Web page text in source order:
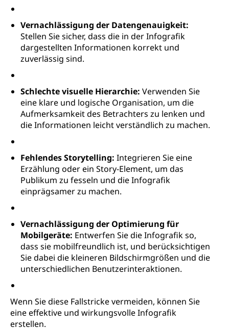
Vernachlässigung der Datengenauigkeit:
Stellen Sie sicher, dass die in der Infografik
dargestellten Informationen korrekt und
zuverlässig sind.
Schlechte visuelle Hierarchie: Verwenden Sie
eine klare und logische Organisation, um die
Aufmerksamkeit des Betrachters zu lenken und
die Informationen leicht verständlich zu machen.
Fehlendes Storytelling: Integrieren Sie eine
Erzählung oder ein Story-Element, um das
Publikum zu fesseln und die Infografik
einprägsamer zu machen.
Vernachlässigung der Optimierung für
Mobilgeräte: Entwerfen Sie die Infografik so,
dass sie mobilfreundlich ist, und berücksichtigen
Sie dabei die kleineren Bildschirmgrößen und die
unterschiedlichen Benutzerinteraktionen.
Wenn Sie diese Fallstricke vermeiden, können Sie
eine effektive und wirkungsvolle Infografik
erstellen.